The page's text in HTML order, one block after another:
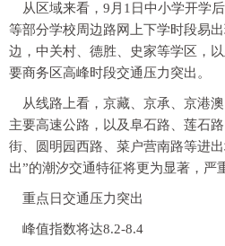
从区域来看，9月1日中小学开学
等部分学校周边路网上下学时段易
边，中关村、德胜、史家等学区，
要商务区高峰时段交通压力突出。
从线路上看，京藏、京承、京港
主要高速公路，以及阜石路、莲石
街、圆明园西路、菜户营南路等进
出”的潮汐交通特征将更为显著，严
重点日交通压力突出
峰值指数将达8.2-8.4